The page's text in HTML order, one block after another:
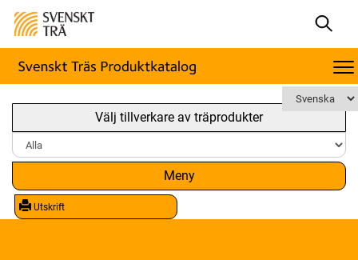
Välj tillverkare av träprodukter
Meny
Utskrift